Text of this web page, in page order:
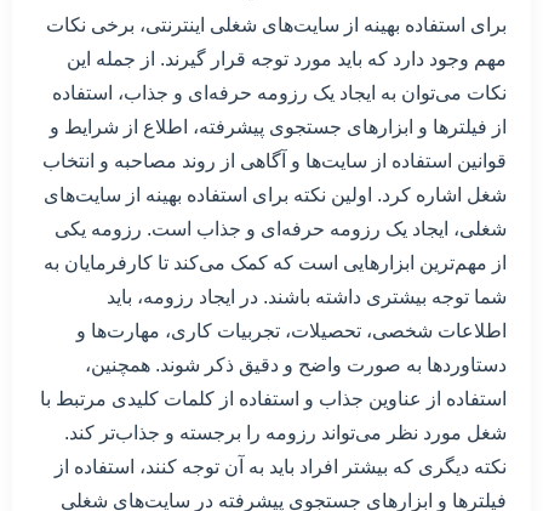
برای استفاده بهینه از سایت‌های شغلی اینترنتی، برخی نکات
مهم وجود دارد که باید مورد توجه قرار گیرند. از جمله این
نکات می‌توان به ایجاد یک رزومه حرفه‌ای و جذاب، استفاده
از فیلترها و ابزارهای جستجوی پیشرفته، اطلاع از شرایط و
قوانین استفاده از سایت‌ها و آگاهی از روند مصاحبه و انتخاب
شغل اشاره کرد. اولین نکته برای استفاده بهینه از سایت‌های
شغلی، ایجاد یک رزومه حرفه‌ای و جذاب است. رزومه یکی
از مهم‌ترین ابزارهایی است که کمک می‌کند تا کارفرمایان به
شما توجه بیشتری داشته باشند. در ایجاد رزومه، باید
اطلاعات شخصی، تحصیلات، تجربیات کاری، مهارت‌ها و
دستاوردها به صورت واضح و دقیق ذکر شوند. همچنین،
استفاده از عناوین جذاب و استفاده از کلمات کلیدی مرتبط با
شغل مورد نظر می‌تواند رزومه را برجسته و جذاب‌تر کند.
نکته دیگری که بیشتر افراد باید به آن توجه کنند، استفاده از
فیلترها و ابزارهای جستجوی پیشرفته در سایت‌های شغلی